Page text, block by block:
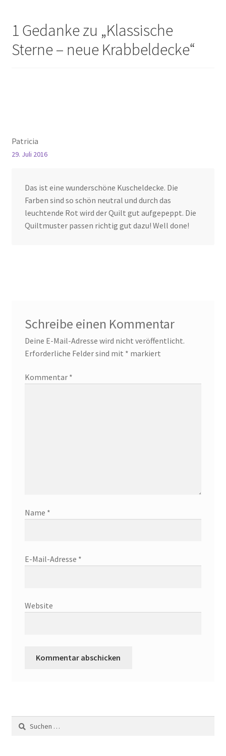
1 Gedanke zu „Klassische
Sterne – neue Krabbeldecke“
Patricia
29. Juli 2016
Das ist eine wunderschöne Kuscheldecke. Die
Farben sind so schön neutral und durch das
leuchtende Rot wird der Quilt gut aufgepeppt. Die
Quiltmuster passen richtig gut dazu! Well done!
Schreibe einen Kommentar
Deine E-Mail-Adresse wird nicht veröffentlicht.
Erforderliche Felder sind mit * markiert
Kommentar *
Name *
E-Mail-Adresse *
Website
Suchen
nach: